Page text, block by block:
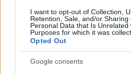
I want to opt-out of Collection,
Retention, Sale, and/or Sharing
Personal Data that Is Unrelated
Purposes for which it was
Opted Out
Google consents
igénybe, számos budapesti
Elkészülte után a filmet
Company Hungary
mozibemutatót várhatóan